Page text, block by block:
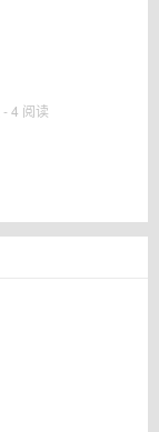
- 4 阅读